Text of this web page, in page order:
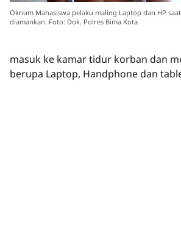
Oknum Mahasiswa pelaku maling Laptop dan HP saat
diamankan. Foto: Dok. Polres Bima Kota
masuk ke kamar tidur korban dan
berupa Laptop, Handphone dan